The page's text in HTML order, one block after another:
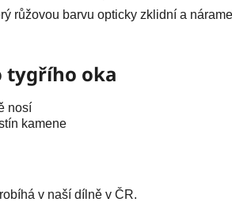
růžovou barvu opticky zklidní a
tygřího oka
nosí
kamene
v naší dílně v ČR.